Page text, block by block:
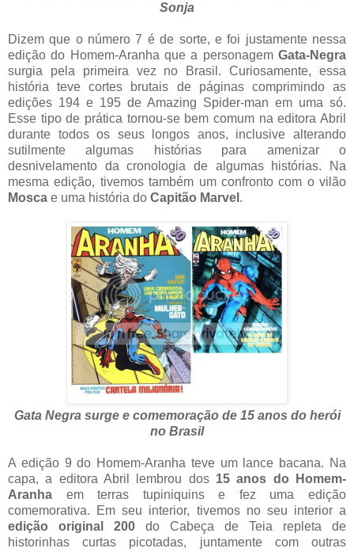
Sonja
Dizem que o número 7 é de sorte, e foi justamente nessa
edição do Homem-Aranha que a personagem Gata-Negra
surgia pela primeira vez no Brasil. Curiosamente, essa
história teve cortes brutais de páginas comprimindo as
edições 194 e 195 de Amazing Spider-man em uma só.
Esse tipo de prática tornou-se bem comum na editora Abril
durante todos os seus longos anos, inclusive alterando
sutilmente algumas histórias para amenizar o
desnivelamento da cronologia de algumas histórias. Na
mesma edição, tivemos também um confronto com o vilão
Mosca e uma história do Capitão Marvel .
Gata Negra surge e comemoração de 15 anos do herói
no Brasil
A edição 9 do Homem-Aranha teve um lance bacana. Na
capa, a editora Abril lembrou dos 15 anos do Homem-
Aranha em terras tupiniquins e fez uma edição
comemorativa. Em seu interior, tivemos no seu interior a
edição original 200 do Cabeça de Teia repleta de
historinhas curtas picotadas, juntamente com outras